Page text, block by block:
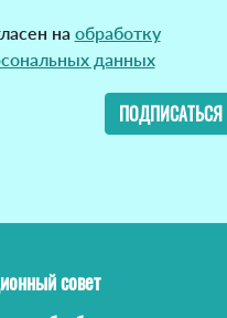
на обработку
данных
ПОДПИСАТЬСЯ
совет